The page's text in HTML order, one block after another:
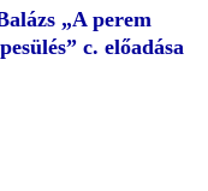
„A perem
c. előadása